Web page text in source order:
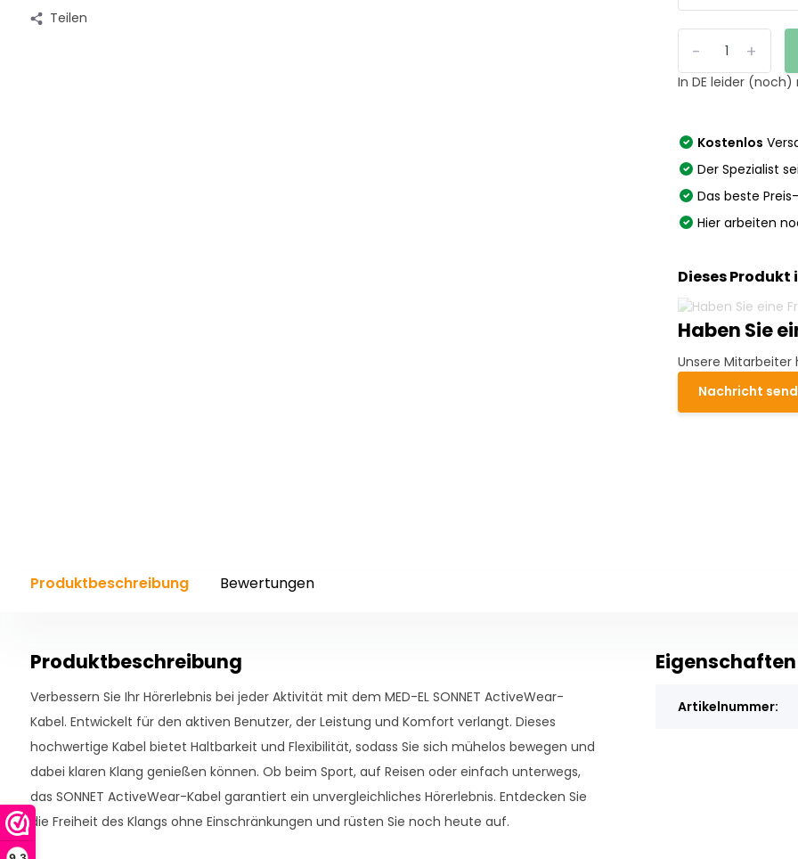
Teilen
+
-
In DE leider
Kostenlos
Der Spezialist
Das beste
Hier arbeiten
Dieses
Haben Sie
Unsere
Nachricht
Produktbeschreibung Bewertungen
Produktbeschreibung
Verbessern Sie Ihr Hörerlebnis bei jeder Aktivität mit dem MED-EL SONNET ActiveWear-
Kabel. Entwickelt für den aktiven Benutzer, der Leistung und Komfort verlangt. Dieses
hochwertige Kabel bietet Haltbarkeit und Flexibilität, sodass Sie sich mühelos bewegen und
dabei klaren Klang genießen können. Ob beim Sport, auf Reisen oder einfach unterwegs,
das SONNET ActiveWear-Kabel garantiert ein unvergleichliches Hörerlebnis. Entdecken Sie
die Freiheit des Klangs ohne Einschränkungen und rüsten Sie noch heute auf.
Eigenschaften
Artikelnummer: